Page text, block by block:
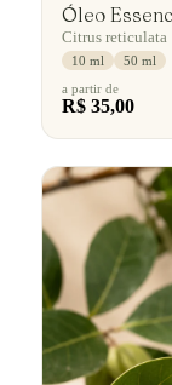
Óleo
Citrus reticulata
10 ml
50 ml
a partir de
R$ 35,00